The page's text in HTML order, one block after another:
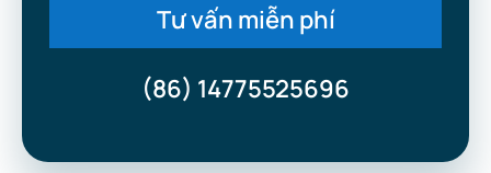
Tư vấn miễn phí
(86) 14775525696